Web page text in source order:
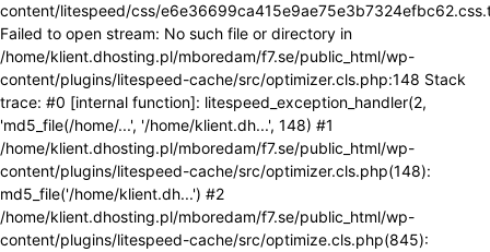
content/litespeed/css/
Failed to open stream: No such file or directory in
/home/klient.dhosting.pl/mboredam/f7.se/public_html/wp-
content/plugins/litespeed-cache/src/optimizer.cls.php:148 Stack
trace: #0 [internal function]: litespeed_exception_handler(2,
'md5_file(/home/...', '/home/klient.dh...', 148) #1
/home/klient.dhosting.pl/mboredam/f7.se/public_html/wp-
content/plugins/litespeed-cache/src/optimizer.cls.php(148):
md5_file('/home/klient.dh...') #2
/home/klient.dhosting.pl/mboredam/f7.se/public_html/wp-
content/plugins/litespeed-cache/src/optimize.cls.php(845):